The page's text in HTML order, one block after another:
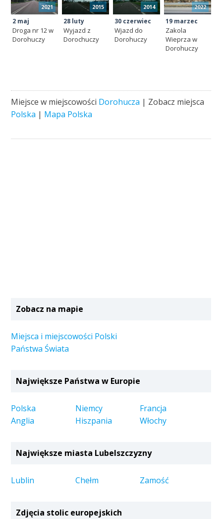
2021
2 maj
Droga nr 12 w
Dorohuczy
2015
28 luty
Wyjazd z
Dorochuczy
2014
30 czerwiec
Wjazd do
Dorohuczy
2022
19 marzec
Zakola
Wieprza w
Dorohuczy
Miejsce w miejscowości Dorohucza | Zobacz miejsca
Polska | Mapa Polska
Zobacz na mapie
Miejsca i miejscowości Polski
Państwa Świata
Największe Państwa w Europie
Polska Niemcy
Francja
Anglia
Hiszpania Włochy
Największe miasta Lubelszczyzny
Lublin Chełm Zamość
Zdjęcia stolic europejskich